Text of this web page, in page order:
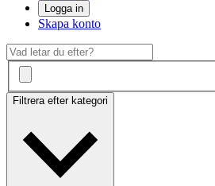
Logga in
Skapa konto
Filtrera efter kategori